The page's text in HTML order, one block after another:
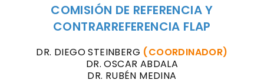
COMISIÓN DE REFERENCIA Y
CONTRARREFERENCIA FLAP
DR. DIEGO STEINBERG (COORDINADOR)
DR. OSCAR ABDALA
DR. RUBÉN MEDINA